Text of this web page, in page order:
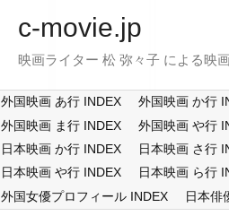
c-movie.jp
映画ライター 松 弥々子 による映
外国映画 あ行 INDEX 外国映画 か行
外国映画 ま行 INDEX
外国映画 や行
日本映画 か行 INDEX
日本映画 さ行
日本映画 や行 INDEX
日本映画 ら行
外国女優プロフィール INDEX
日本俳